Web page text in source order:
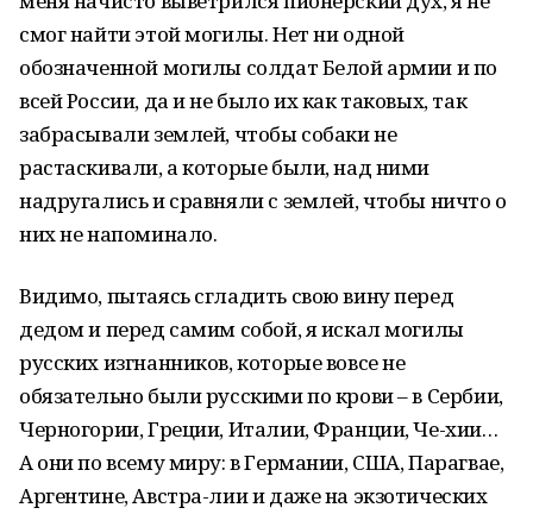
смог найти этой могилы. Нет ни одной
обозначенной могилы солдат Белой армии и по
всей России, да и не было их как таковых, так
забрасывали землей, чтобы собаки не
растаскивали, а которые были, над ними
надругались и сравняли с землей, чтобы ничто о
них не напоминало.
Видимо, пытаясь сгладить свою вину перед
дедом и перед самим собой, я искал могилы
русских изгнанников, которые вовсе не
обязательно были русскими по крови – в Сербии,
Черногории, Греции, Италии, Франции, Че-хии…
А они по всему миру: в Германии, США, Парагвае,
Аргентине, Австра-лии и даже на экзотических